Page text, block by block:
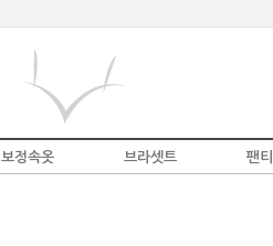
보정속옷 브라셋트 팬티